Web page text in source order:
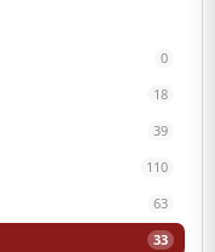
0
18
39
110
63
33